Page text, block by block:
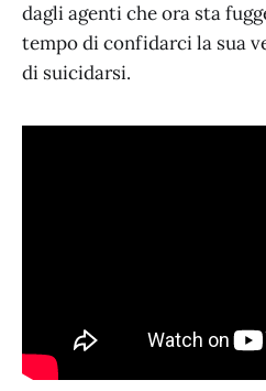
dagli agenti che ora sta
tempo di confidarci la sua
di suicidarsi.